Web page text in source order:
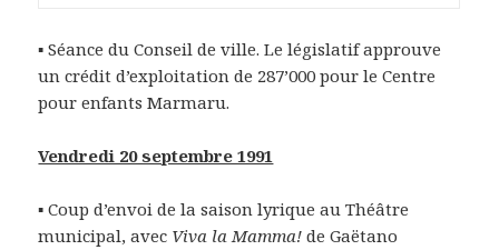
▪ Séance du Conseil de ville. Le législatif approuve
un crédit d’exploitation de 287’000 pour le Centre
pour enfants Marmaru.
Vendredi 20 septembre 1991
▪ Coup d’envoi de la saison lyrique au Théâtre
municipal, avec Viva la Mamma! de Gaëtano